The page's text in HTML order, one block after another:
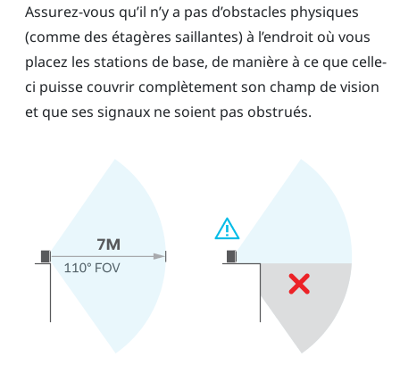
Assurez-vous qu’il n’y a pas d’obstacles physiques
(comme des étagères saillantes) à l’endroit où vous
placez les stations de base, de manière à ce que celle-
ci puisse couvrir complètement son champ de vision
et que ses signaux ne soient pas obstrués.